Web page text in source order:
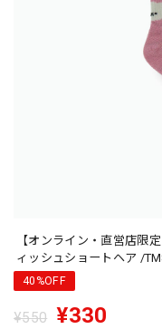
【オンライン・直営店限
ィッシュショートヘア /
40%OFF
¥550 ¥330